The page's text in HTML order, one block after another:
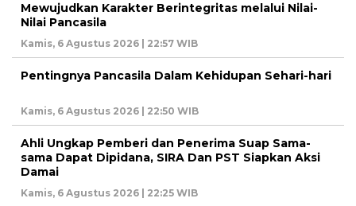
Mewujudkan Karakter Berintegritas melalui Nilai-
Nilai Pancasila
Kamis, 6 Agustus 2026 | 22:57 WIB
Pentingnya Pancasila Dalam Kehidupan Sehari-hari
Kamis, 6 Agustus 2026 | 22:50 WIB
Ahli Ungkap Pemberi dan Penerima Suap Sama-
sama Dapat Dipidana, SIRA Dan PST Siapkan Aksi
Damai
Kamis, 6 Agustus 2026 | 22:25 WIB